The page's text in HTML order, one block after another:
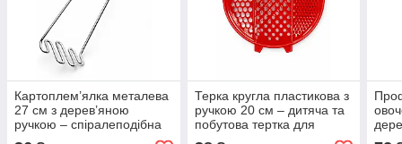
Картоплем’ялка металева
27 см з дерев’яною
ручкою – спіралеподібна
Терка кругла пластикова з
ручкою 20 см – дитяча та
побутова тертка для